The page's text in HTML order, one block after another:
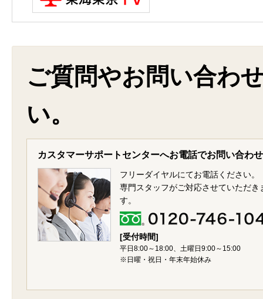
ご質問やお問い合わ
い。
カスタマーサポートセンターへお電話でお問い合わせ
フリーダイヤルにてお電話ください。
専門スタッフがご対応させていただき
す。
[受付時間]
平日8:00～18:00、土曜日9:00～15:00
※日曜・祝日・年末年始休み